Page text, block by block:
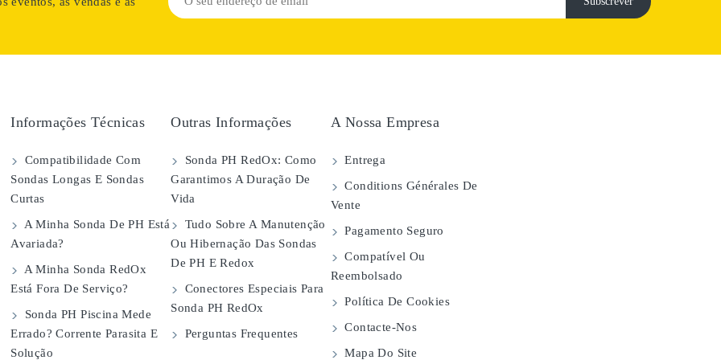
Informações Técnicas
Compatibilidade Com
Sondas Longas E Sondas
Curtas
A Minha Sonda De PH Está
Avariada?
A Minha Sonda RedOx
Está Fora De Serviço?
Sonda PH Piscina Mede
Errado? Corrente Parasita E
Solução
Outras Informações
Sonda PH RedOx: Como
Garantimos A Duração De
Vida
Tudo Sobre A Manutenção
Ou Hibernação Das Sondas
De PH E Redox
Conectores Especiais Para
Sonda PH RedOx
Perguntas Frequentes
A Nossa Empresa
Entrega
Conditions Générales De
Vente
Pagamento Seguro
Compatível Ou
Reembolsado
Política De Cookies
Contacte-Nos
Mapa Do Site